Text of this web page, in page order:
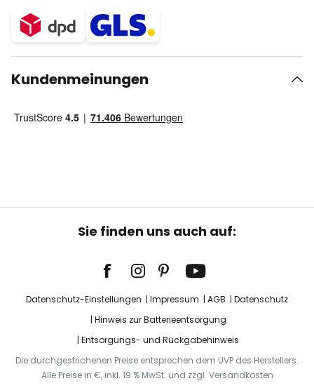
Kundenmeinungen
Sie finden uns auch auf:
Datenschutz-Einstellungen Impressum AGB
Datenschutz
Hinweis zur Batterieentsorgung
Entsorgungs- und Rückgabehinweis
Die durchgestrichenen Preise entsprechen dem UVP des Herstellers.
Alle Preise in €, inkl. 19 % MwSt. und zzgl. Versandkosten